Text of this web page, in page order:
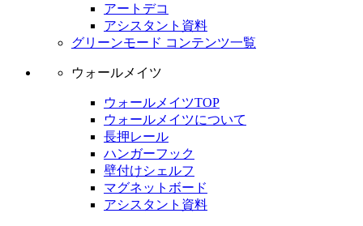
アートデコ
アシスタント資料
グリーンモード コンテンツ一覧
ウォールメイツ
ウォールメイツTOP
ウォールメイツについて
長押レール
ハンガーフック
壁付けシェルフ
マグネットボード
アシスタント資料